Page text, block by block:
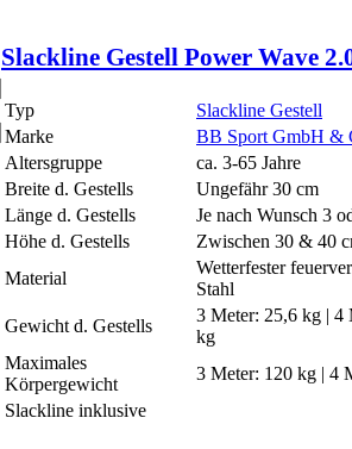
Slackline Gestell Power Wave
Typ
Slackline Gestell
Marke
BB Sport GmbH &
Altersgruppe
ca. 3-65 Jahre
Breite d. Gestells
Ungefähr 30 cm
Länge d. Gestells
Je nach Wunsch 3
Höhe d. Gestells
Zwischen 30 & 40
Material
Wetterfester
Stahl
Gewicht d. Gestells
3 Meter: 25,6 kg | 4
kg
Maximales
Körpergewicht
3 Meter: 120 kg | 4
Slackline inklusive